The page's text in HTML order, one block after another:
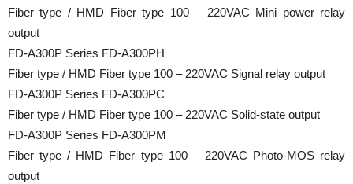
Fiber type / HMD Fiber type 100 – 220VAC Mini power relay
output
FD-A300P Series FD-A300PH
Fiber type / HMD Fiber type 100 – 220VAC Signal relay output
FD-A300P Series FD-A300PC
Fiber type / HMD Fiber type 100 – 220VAC Solid-state output
FD-A300P Series FD-A300PM
Fiber type / HMD Fiber type 100 – 220VAC Photo-MOS relay
output